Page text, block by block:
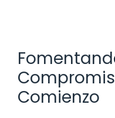
Comienzo